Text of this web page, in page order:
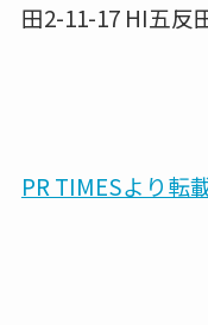
田2-11-17 HI五反
PR TIMESより転